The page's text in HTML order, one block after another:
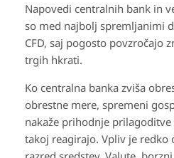
Napovedi centralnih bank in
so med najbolj spremljanimi
CFD, saj pogosto povzročajo
trgih hkrati.
Ko centralna banka zviša
obrestne mere, spremeni
nakaže prihodnje
takoj reagirajo. Vpliv je redko